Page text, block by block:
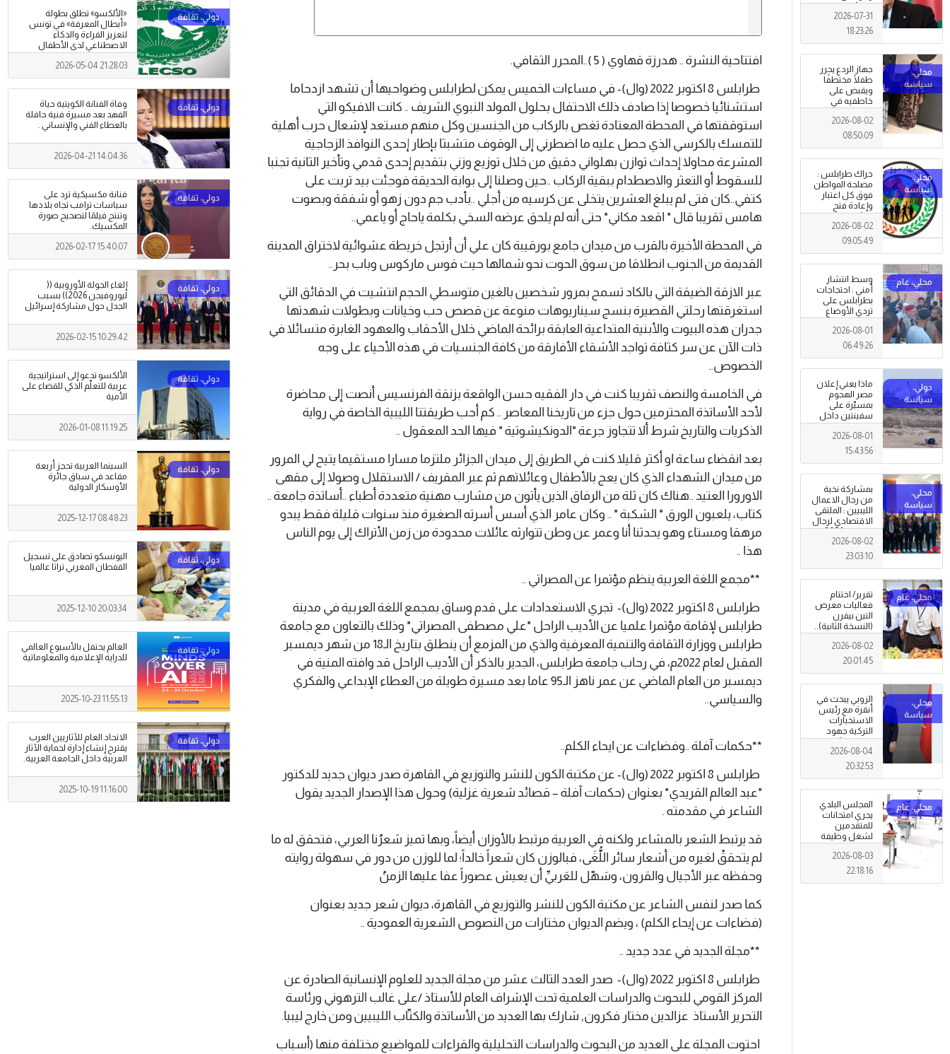
الجزائري يعلن
الحداد .
2026-07-31
18:23:26
جهاز الردع يحرر
طفلًا مختطفًا
ويقبض على
خاطفيه في
طرابلس
2026-08-02
08:50:09
حراك طرابلس :
مصلحة المواطن
فوق كل اعتبار
وإعادة فتح
المؤسسات
جاءت استجابةً
للإرادة الشعبية
2026-08-02
09:05:49
وسط انتشار
أمني : احتجاجات
بطرابلس على
تردي الأوضاع
المعيشية وتدني
الخدمات العامة .
2026-08-01
06:49:26
ماذا يعني إعلان
مصر الهجوم
بمسيّرة على
سفينتين داخل
ميناء دمياط؟
(قراءة تحليلية)
2026-08-01
15:43:56
بمشاركة نخبة
من رجال الاعمال
الليبيين : الملتقى
الاقتصادي لرجال
الاعمال 2026
تبدأ فعاليات
بمدينة سرت .
2026-08-02
23:03:10
تقرير/ اختتام
فعاليات معرض
التين بيفرن
(النسخة الثانية)..
تظاهرة وطنية
وصمود
للمزارعين في
2026-08-02
20:01:45
الزوبي يبحث في
أنقرة مع رئيس
الاستخبارات
التركية جهود
توحيد المؤسسة
العسكرية على
أسس مهنية
2026-08-04
20:32:53
المجلس البلدي
يجري امتحانات
للمتقدمين
لشغل وظيفة
مختار محلة .
2026-08-03
22:18:16
افتتاحية النشرة .. هدرزة قهاوي ( 5 )..المحرر الثقافي.
طرابلس 8 اكتوبر 2022 (وال)- في مساءات الخميس يمكن لطرابلس وضواحيها أن تشهد ازدحاما
استشنائيا خصوصا إذا صادف ذلك الاحتفال بحلول المولد النبوي الشريف .. كانت الافيكو التي
استوقفتها في المحطة المعتادة تغص بالركاب من الجنسين وكل منهم مستعد لإشعال حرب أهلية
للتمسك بالكرسي الذي حصل عليه ما اضطرني إلى الوقوف متشبثا بإطار إحدى النوافذ الزجاجية
المشرعة محاولا إحداث توازن بهلواني دقيق من خلال توزيع وزني بتقديم إحدى قدمي وتأخير الثانية تجنبا
للسقوط أو التعثر والاصطدام ببقية الركاب ..حين وصلنا إلى بوابة الحديقة فوجئت بيد تربت على
كتفي..كان فتى لم يبلغ العشرين يتخلى عن كرسيه من أجلي ..بأدب جم دون زهو أو شفقة وبصوت
هامس تقريبا قال " اقعد مكاني" حتى أنه لم يلحق عرضه السخي بكلمة ياحاج أو ياعمي..
في المحطة الأخيرة بالقرب من ميدان جامع بورقيبة كان علي أن أرتجل خريطة عشوائية لاختراق المدينة
القديمة من الجنوب انطلاقا من سوق الحوت نحو شمالها حيث قوس ماركوس وباب بحر..
عبر الازقة الضيقة التي بالكاد تسمح بمرور شخصين بالغين متوسطي الحجم انتشيت في الدقائق التي
استغرقتها رحلتي القصيرة بنسج سيناريوهات منوعة عن قصص حب وخيانات وبطولات شهدتها
جدران هذه البيوت والأبنية المتداعية العابقة برائحة الماضي خلال الأحقاب والعهود الغابرة متسائلا في
ذات الآن عن سر كثافة تواجد الأشقاء الأفارقة من كافة الجنسيات في هذه الأحياء على وجه
الخصوص..
في الخامسة والنصف تقريبا كنت في دار الفقيه حسن الواقعة بزنقة الفرنسيس أنصت إلى محاضرة
لأحد الأساتذة المحترمين حول جزء من تاريخنا المعاصر .. كم أحب طريقتتا الليبية الخاصة في رواية
الذكريات والتاريخ شرط ألا تتجاوز جرعة "الدونكيشوتية " فيها الحد المعقول ..
بعد انقضاء ساعة او أكثر قليلا كنت في الطريق إلى ميدان الجزائر ملتزما مسارا مستقيما يتيح لي المرور
من ميدان الشهداء الذي كان يعج بالأطفال وعائلاتهم ثم عبر المقريف / الاستقلال وصولا إلى مقهى
الاورورا العتيد ..هناك كان ثلة من الرفاق الذين يأتون من مشارب مهنية متعددة أطباء ..أساتذة جامعة ..
كتاب، يلعبون الورق " الشكبة " .. وكان عامر الذي أسس أسرته الصغيرة منذ سنوات قليلة فقط يبدو
مرهقا ومستاء وهو يحدثنا أنا وعمر عن وطن تتوارثه عائلات محدودة من زمن الأتراك إلى يوم الناس
هذا ..
**مجمع اللغة العربية ينظم مؤتمرا عن المصراتي ..
طرابلس 8 اكتوبر 2022 (وال)- تجري الاستعدادات على قدم وساق بمجمع اللغة العربية في مدينة
طرابلس لإقامة مؤتمرا علميا عن الأديب الراحل "علي مصطفى المصراتي" وذلك بالتعاون مع جامعة
طرابلس ووزارة الثقافة والتنمية المعرفية والذي من المزمع أن ينطلق بتاريخ الـ18 من شهر ديمسبر
المقبل لعام 2022م، في رحاب جامعة طرابلس، الجدير بالذكر أن الأديب الراحل قد وافته المنية في
ديمسبر من العام الماضي عن عمر ناهز الـ95 عاما بعد مسيرة طويلة من العطاء الإبداعي والفكري
والسياسي..
**حكمات آفلة ..وفضاءات عن ايحاء الكلم..
طرابلس 8 اكتوبر 2022 (وال)- عن مكتبة الكون للنشر والتوزيع في القاهرة صدر ديوان جديد للدكتور
"عبد العالم القريدي" بعنوان (حكمات آفلة – قصائد شعرية غزلية) وحول هذا الإصدار الجديد يقول
الشاعر في مقدمته .
قد يرتبط الشعر بالمشاعر ولكنه في العربية مرتبط بالأوزان أيضاً، وبها تميز شعرُنا العربي، فتحقق له ما
لم يتحققْ لغيره من أشعار سائر اللُّغَى، فبالوزن كان شعراً خالداً؛ لما للوزن من دور في سهولة روايته
وحفظه عبر الأجيال والقرون، وسَهّل للعَربيِّ أن يعيش عصوراً عفا عليها الزمنُ
كما صدر لنفس الشاعر عن مكتبة الكون للنشر والتوزيع في القاهرة، ديوان شعر جديد بعنوان
(فضاءات عن إيحاء الكلم) ، ويضم الديوان مختارات من النصوص الشعرية العمودية ..
**مجلة الجديد في عدد جديد ..
طرابلس 8 اكتوبر 2022 (وال)- صدر العدد الثالث عشر من مجلة الجديد للعلوم الإنسانية الصادرة عن
المركز القومي للبحوث والدراسات العلمية تحت الإشراف العام للأستاذ /على غالب الترهوني ورئاسة
التحرير الأستاذ عزالدين مختار فكرون, شارك بها العديد من الأساتذة والكتّاب الليبيين ومن خارج ليبيا.
احتوت المجلة على العديد من البحوث والدراسات التحليلية والقراءات للمواضيع مختلفة منها (أسباب
«الألكسو» تطلق بطولة
«أبطال المعرفة» في تونس
لتعزيز القراءة والذكاء
الاصطناعي لدى الأطفال
2026-05-04 21:28:03
وفاة الفنانة الكويتية حياة
الفهد بعد مسيرة فنية حافلة
بالعطاء الفني والإنساني .
2026-04-21 14:04:36
فنانة مكسيكية ترد على
سياسات ترامب تجاه بلادها
وتنتج فيلمًا لتصحيح صورة
المكسيك.
2026-02-17 15:40:07
إلغاء الجولة الأوروبية ((
ليوروفيجن 2026)) بسبب
الجدل حول مشاركة إسرائيل
2026-02-15 10:29:42
الألكسو تدعو إلى استراتيجية
عربية للتعلّم الذكي للقضاء على
الأمية
2026-01-08 11:19:25
السينما العربية تحجز أربعة
مقاعد في سباق جائرة
الأوسكار الدولية
2025-12-17 08:48:23
اليونسكو تصادق على تسجيل
القفطان المغربي تراثا عالميا
2025-12-10 20:03:34
العالم يحتفل بالأسبوع العالمي
للدراية الإعلامية والمعلوماتية
2025-10-23 11:55:13
الاتحاد العام للآثاريين العرب
يقترح إنشاء إدارة لحماية الآثار
العربية داخل الجامعة العربية.
2025-10-19 11:16:00